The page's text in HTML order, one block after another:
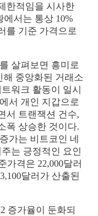
한적임을 시사한
에서는 통상 10%
를 기준 가격으로
살펴보면 흥미로
중앙화된 거래소
워크 활동이 일시
서 개인 지갑으로
서 트랜잭션 건수,
폭 상승한 것이다.
가는 비트코인 네
는 긍정적인 요인
가격은 22,000달러
달러가 산출된
증가율이 둔화되